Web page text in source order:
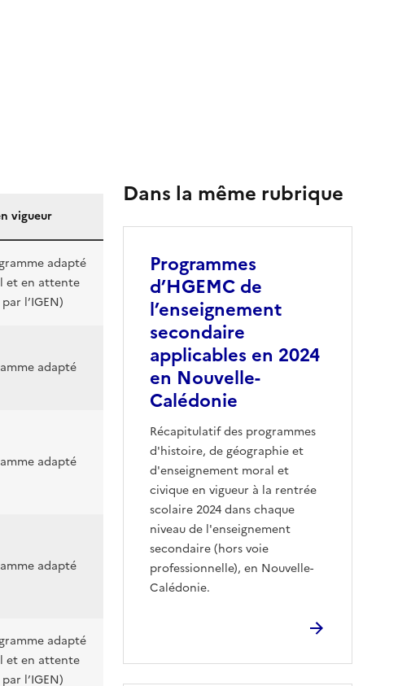
vigueur
adapté
et en attente
l’IGEN)
adapté
adapté
adapté
adapté
et en attente
l’IGEN)
Dans la même rubrique
Programmes
d’HGEMC de
l’enseignement
secondaire
applicables en 2024
en Nouvelle-
Calédonie
Récapitulatif des programmes
d'histoire, de géographie et
d'enseignement moral et
civique en vigueur à la rentrée
scolaire 2024 dans chaque
niveau de l'enseignement
secondaire (hors voie
professionnelle), en Nouvelle-
Calédonie.